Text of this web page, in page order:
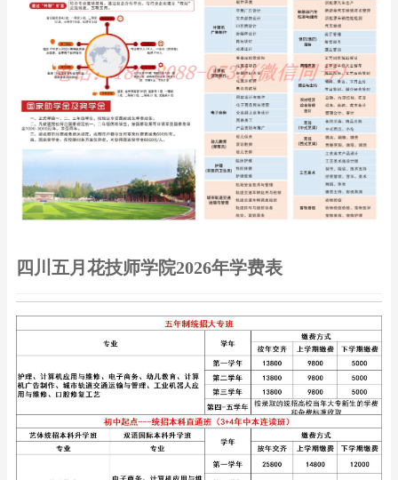
四川五月花技师学院2026年学费表